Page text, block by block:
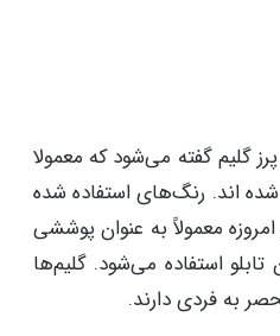
گلیم گفته می‌شود که معمولا
اند. رنگ‌های استفاده شده
معمولاً به ‌عنوان پوششی
استفاده می‌شود. گلیم‌ها
به فردی دارند.